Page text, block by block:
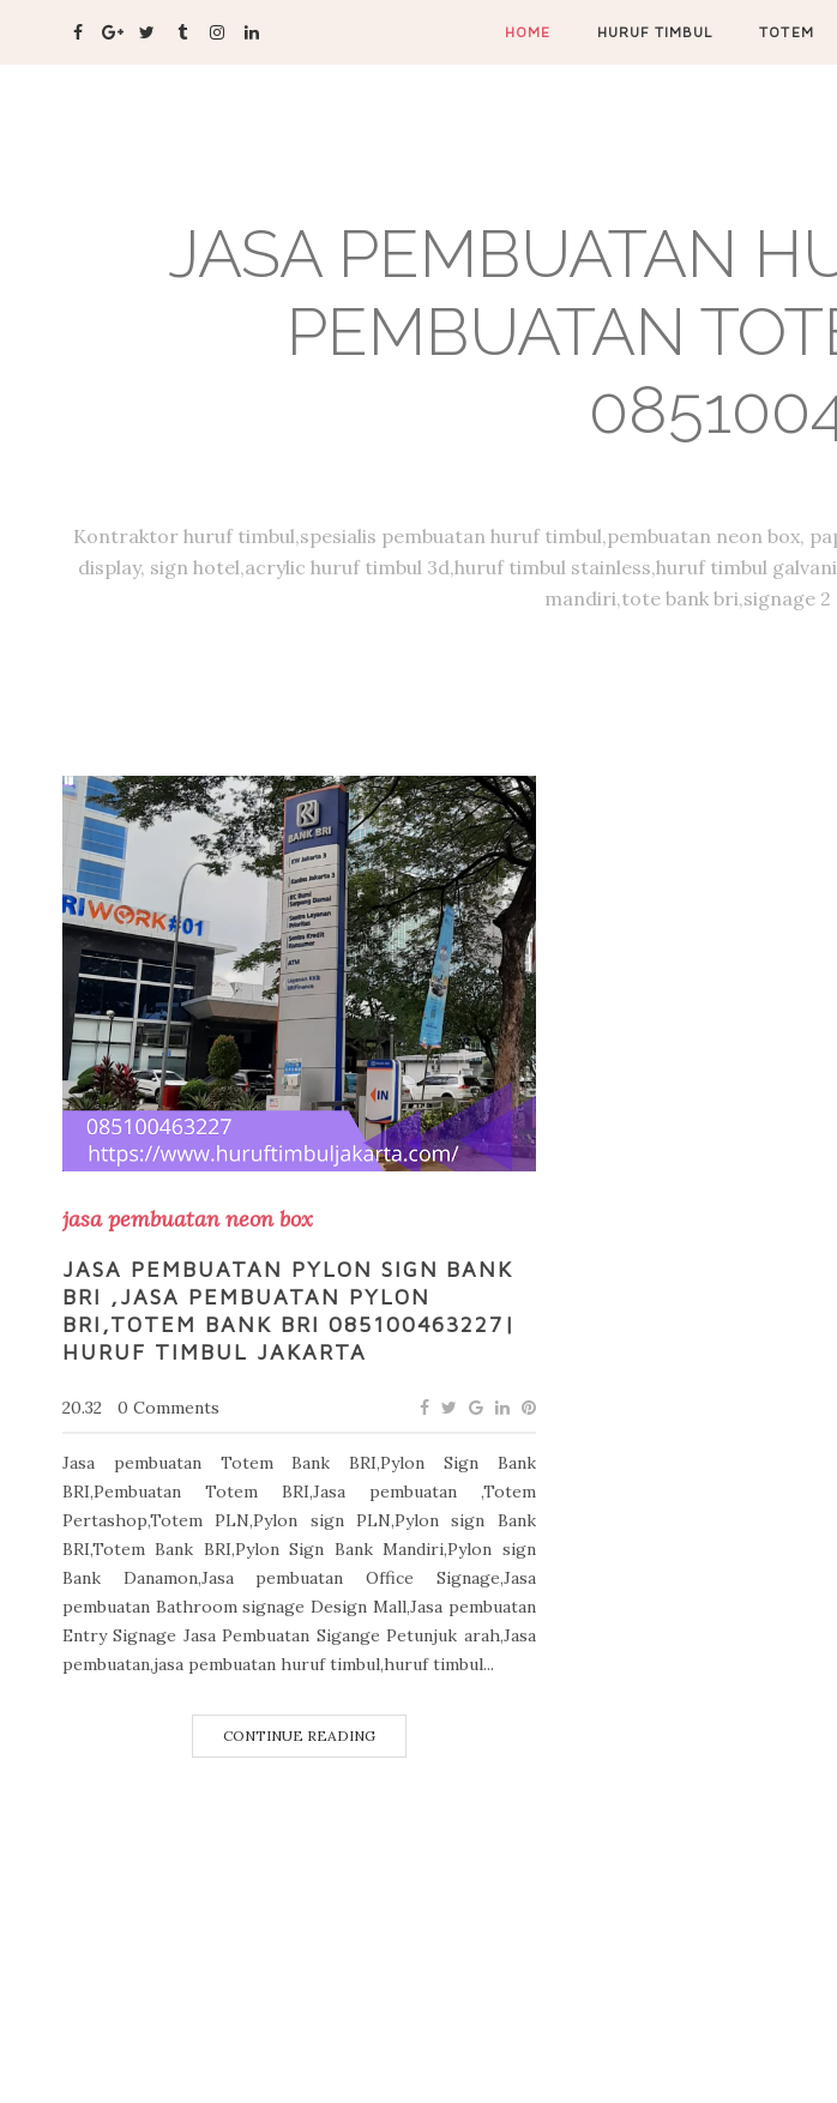
HOME HURUF TIMBUL TOTEM
JASA PEMBUATAN
PEMBUATAN
Kontraktor huruf timbul,spesialis pembuatan huruf timbul,pembuatan neon box,
display, sign hotel,acrylic huruf timbul 3d,huruf timbul stainless,huruf timbul
mandiri,tote bank bri,signage 2
jasa pembuatan neon box
JASA PEMBUATAN PYLON SIGN BANK
BRI ,JASA PEMBUATAN PYLON
BRI,TOTEM BANK BRI 085100463227|
HURUF TIMBUL JAKARTA
20.32 0 Comments
Jasa pembuatan Totem Bank BRI,Pylon Sign Bank
BRI,Pembuatan Totem BRI,Jasa pembuatan ,Totem
Pertashop,Totem PLN,Pylon sign PLN,Pylon sign Bank
BRI,Totem Bank BRI,Pylon Sign Bank Mandiri,Pylon sign
Bank Danamon,Jasa pembuatan Office Signage,Jasa
pembuatan Bathroom signage Design Mall,Jasa pembuatan
Entry Signage Jasa Pembuatan Sigange Petunjuk arah,Jasa
pembuatan,jasa pembuatan huruf timbul,huruf timbul...
CONTINUE READING